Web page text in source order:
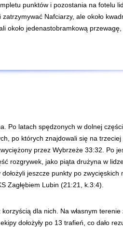
punktów i pozostania na fotelu
Nafciarzy, ale około
około jedenastobramkową
Po latach spędzonych w dolnej części
po których znajdowali się na trzeciej
przez Wybrzeże 33:32. Po
rozgrywek, jako piąta drużyna w
jeszcze punkty po zwycięskich
Zagłębiem Lubin (21:21, k.3:4).
dla nich. Na własnym terenie
dołożyły po 13 trafień, co dało